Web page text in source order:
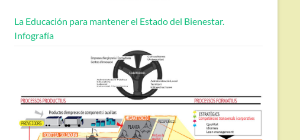
La Educación para mantener el Estado del Bienestar.
Infografía